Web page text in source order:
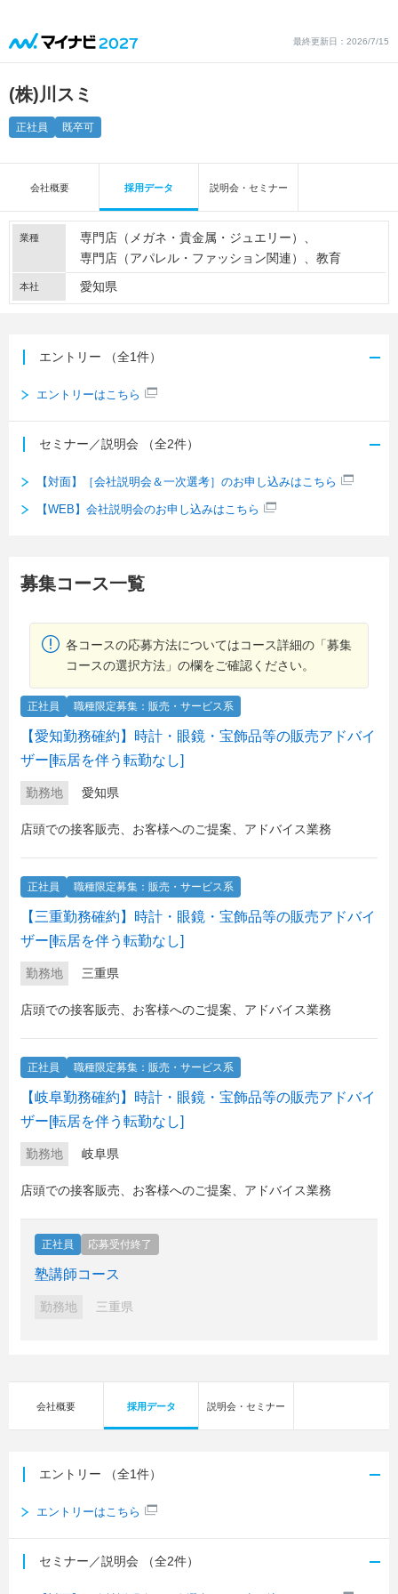
最終更新日：2026/7/15
(株)川スミ
正社員 既卒可
会社概要 採用データ 説明会・セミナー
業種
専門店（メガネ・貴金属・ジュエリー）
専門店（アパレル・ファッション関連）
教育
本社 愛知県
エントリー （全1件）
エントリーはこちら
セミナー／説明会 （全2件）
【対面】［会社説明会＆一次選考］のお申し込みはこちら
【WEB】会社説明会のお申し込みはこちら
募集コース一覧
各コースの応募方法についてはコース詳細の「募集
コースの選択方法」の欄をご確認ください。
正社員 職種限定募集：販売・サービス系
【愛知勤務確約】時計・眼鏡・宝飾品等の販売アドバイ
ザー[転居を伴う転勤なし]
勤務地 愛知県
店頭での接客販売、お客様へのご提案、アドバイス業務
正社員 職種限定募集：販売・サービス系
【三重勤務確約】時計・眼鏡・宝飾品等の販売アドバイ
ザー[転居を伴う転勤なし]
勤務地 三重県
店頭での接客販売、お客様へのご提案、アドバイス業務
正社員 職種限定募集：販売・サービス系
【岐阜勤務確約】時計・眼鏡・宝飾品等の販売アドバイ
ザー[転居を伴う転勤なし]
勤務地 岐阜県
店頭での接客販売、お客様へのご提案、アドバイス業務
正社員 応募受付終了
塾講師コース
勤務地 三重県
会社概要 採用データ 説明会・セミナー
エントリー （全1件）
エントリーはこちら
セミナー／説明会 （全2件）